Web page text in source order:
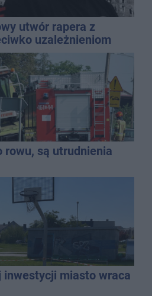
utwór rapera z
uzależnieniom
rowu, są utrudnienia
inwestycji miasto wraca